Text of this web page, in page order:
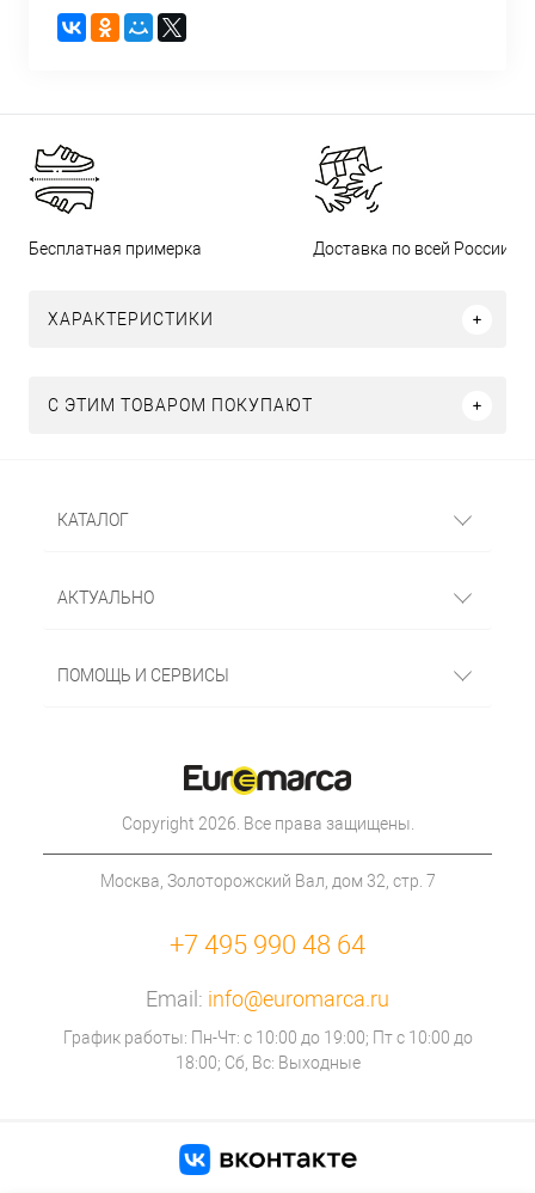
Бесплатная примерка Доставка по всей России
ХАРАКТЕРИСТИКИ
С ЭТИМ ТОВАРОМ ПОКУПАЮТ
КАТАЛОГ
АКТУАЛЬНО
ПОМОЩЬ И СЕРВИСЫ
Copyright 2026. Все права защищены.
Москва, Золоторожский Вал, дом 32, стр. 7
+7 495 990 48 64
Email: info@euromarca.ru
График работы: Пн-Чт: с 10:00 до 19:00; Пт с 10:00 до
18:00; Сб, Вс: Выходные